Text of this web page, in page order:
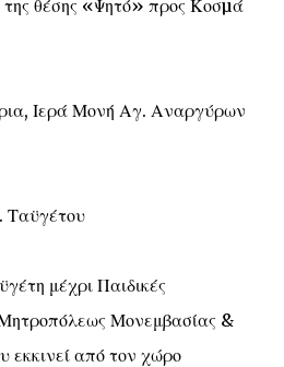
θέσης «Ψητό» προς Κοσµά
Ιερά Μονή Αγ. Αναργύρων
Ταϋγέτου
μέχρι Παιδικές
Μονεμβασίας &
εκκινεί από τον χώρο